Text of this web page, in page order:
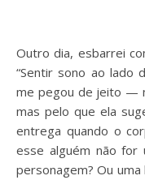
Outro dia, esbarrei com essa ideia circulando pelas redes:
“Sentir sono ao lado
me pegou de jeito —
mas pelo que ela
entrega quando o
esse alguém não for
personagem? Ou